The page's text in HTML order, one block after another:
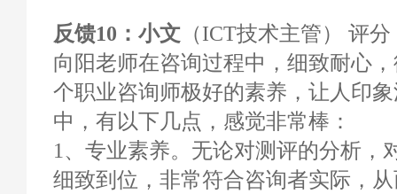
反馈10：小文 （ICT技术主管） 评分
向阳老师在咨询过程中，细致耐心
个职业咨询师极好的素养，让人印
中，有以下几点，感觉非常棒：
1、专业素养。无论对测评的分析，
细致到位，非常符合咨询者实际，